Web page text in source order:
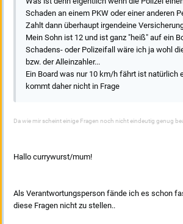
Schaden an einem PKW oder einer anderen
Zahlt dann überhaupt irgendeine
Mein Sohn ist 12 und ist ganz "heiß" auf ein
Schadens- oder Polizeifall wäre ich ja wohl
bzw. der Alleinzahler...
Ein Board was nur 10 km/h fährt ist natürlich
kommt daher nicht in Frage
Da wie mir scheint einige Fragen noch nicht eindeutig genug
Hallo currywurst/mum!
Als Verantwortungsperson fände ich es schon
diese Fragen nicht zu stellen..